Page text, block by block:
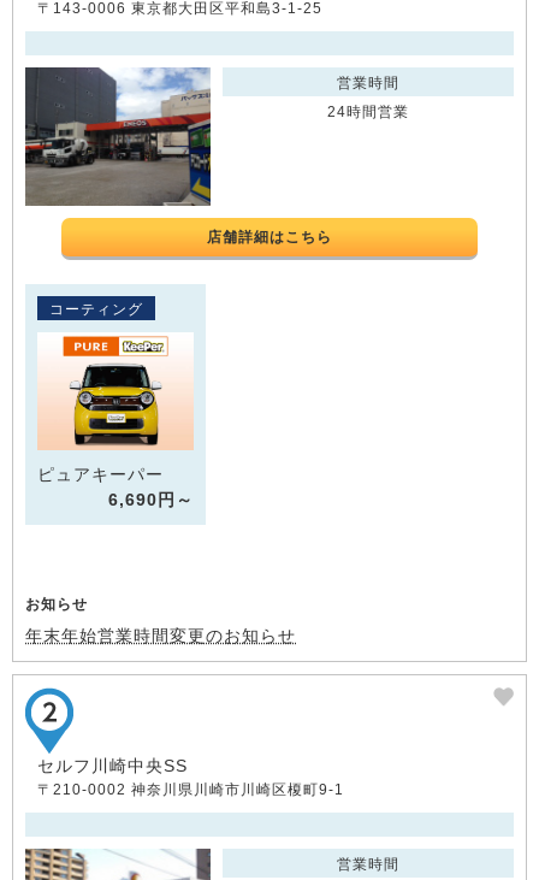
〒143-0006 東京都大田区平和島3-1-25
営業時間
24時間営業
店舗詳細はこちら
コーティング
ピュアキーパー
6,690円～
お知らせ
年末年始営業時間変更のお知らせ
セルフ川崎中央SS
〒210-0002 神奈川県川崎市川崎区榎町9-1
営業時間